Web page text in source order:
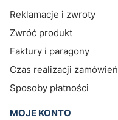
Reklamacje i zwroty
Zwróć produkt
Faktury i paragony
Czas realizacji zamówień
Sposoby płatności
MOJE KONTO